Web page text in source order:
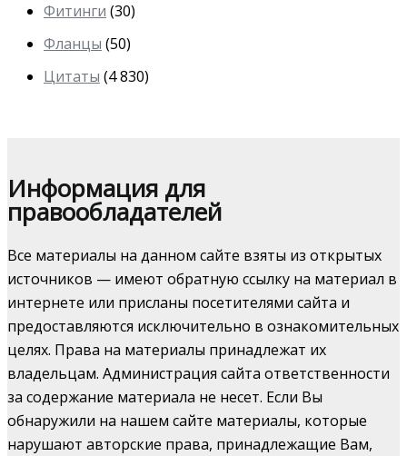
Фитинги (30)
Фланцы (50)
Цитаты (4 830)
Информация для
правообладателей
Все материалы на данном сайте взяты из открытых
источников — имеют обратную ссылку на материал в
интернете или присланы посетителями сайта и
предоставляются исключительно в ознакомительных
целях. Права на материалы принадлежат их
владельцам. Администрация сайта ответственности
за содержание материала не несет. Если Вы
обнаружили на нашем сайте материалы, которые
нарушают авторские права, принадлежащие Вам,